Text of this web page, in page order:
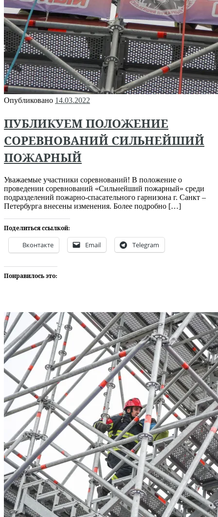
Опубликовано 14.03.2022
ПУБЛИКУЕМ ПОЛОЖЕНИЕ
СОРЕВНОВАНИЙ СИЛЬНЕЙШИЙ
ПОЖАРНЫЙ
Уважаемые участники соревнований! В положение о
проведении соревнований «Сильнейший пожарный» среди
подразделений пожарно-спасательного гарнизона г. Санкт –
Петербурга внесены изменения. Более подробно […]
Поделиться ссылкой:
Вконтакте Email Telegram
Понравилось это: